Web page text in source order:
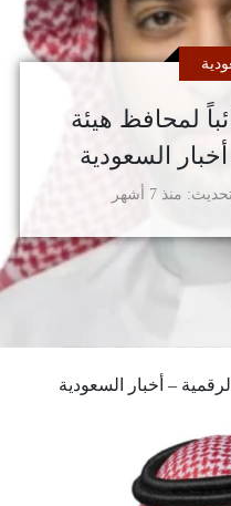
لمحافظ هيئة
السعودية
منذ 7 أشهر
– أخبار السعودية